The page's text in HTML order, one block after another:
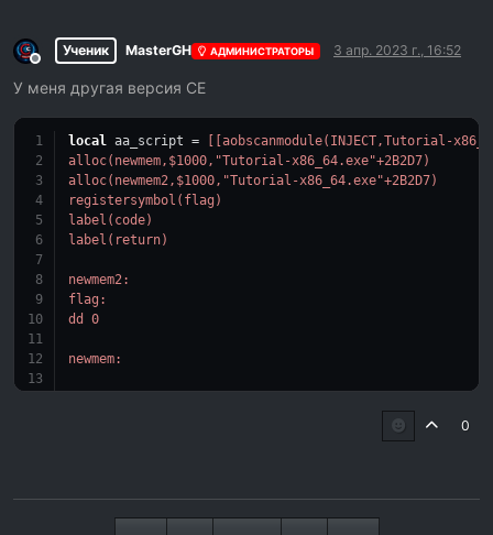
Не в сети
Ученик MasterGH АДМИНИСТРАТОРЫ 3 апр. 2023 г., 16:52
У меня другая версия CE
local aa_script =
[[aobscanmodule(INJECT,Tutorial-
alloc(newmem,$1000,"Tutorial-x86_64.exe"+2B2D7)
alloc(newmem2,$1000,"Tutorial-x86_64.exe"+2B2D7)
registersymbol(flag)
label(code)
label(return)
newmem2:
flag:
dd 0
newmem:
  jmp newmem
0